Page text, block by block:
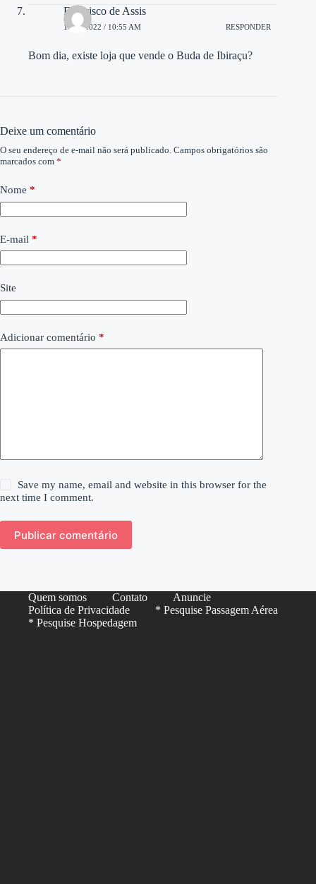
Francisco de Assis
12/12/2022 / 10:55 AM RESPONDER
Bom dia, existe loja que vende o Buda de Ibiraçu?
Deixe um comentário
O seu endereço de e-mail não será publicado. Campos obrigatórios são
marcados com *
Nome *
E-mail *
Site
Adicionar comentário *
Save my name, email and website in this browser for the
next time I comment.
Publicar comentário
Quem somos Contato
Anuncie
Política de Privacidade
* Pesquise Passagem Aérea
* Pesquise Hospedagem